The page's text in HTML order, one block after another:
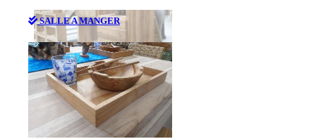
SALLE A MANGER
Etagères
Modulos